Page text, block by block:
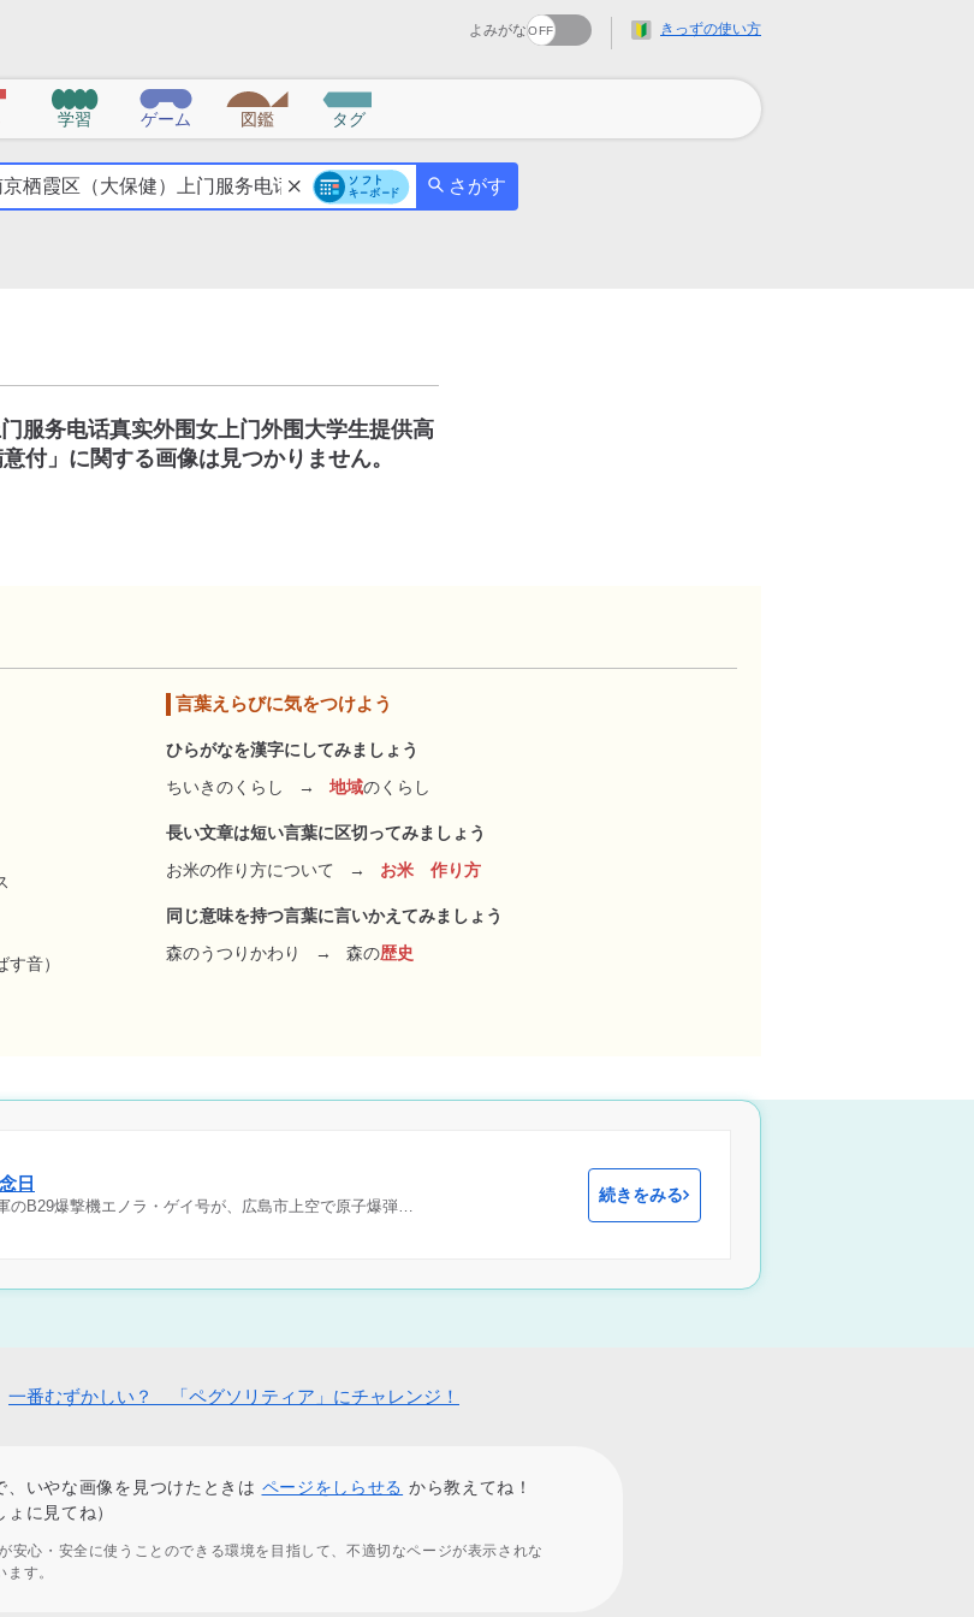
よみがな きっずの使い方
学習 ゲーム 図鑑 タグ
さがす
服务电话真实外围女上门外围大学生提供高
付」に関する画像は見つかりません。
音）
言葉えらびに気をつけよう
ひらがなを漢字にしてみましょう
ちいきのくらし
→ 地域のくらし
長い文章は短い言葉に区切ってみましょう
お米の作り方について
→ お米 作り方
同じ意味を持つ言葉に言いかえてみましょう
森のうつりかわり
→ 森の歴史
日
のB29爆撃機エノラ・ゲイ号が、広島市上空で原子爆弾…
続きをみる
一番むずかしい？ 「ペグソリティア」にチャレンジ！
、いやな画像を見つけたときは ページをしらせる から教えてね！
ょに見てね）
安心・安全に使うことのできる環境を目指して、不適切なページが表示されな
す。